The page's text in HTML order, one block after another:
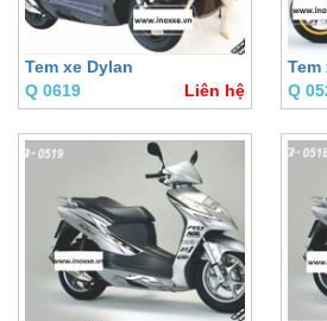
Tem xe Dylan
Q 0619
Liên hệ
Tem
Q